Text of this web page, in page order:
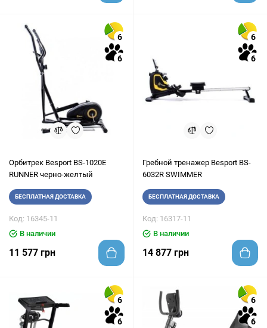
6
6
Орбитрек Besport BS-1020E
RUNNER черно-желтый
БЕСПЛАТНАЯ ДОСТАВКА
Код: 16345-11
В наличии
11 577 грн
6
6
Гребной тренажер Besport BS-
6032R SWIMMER
БЕСПЛАТНАЯ ДОСТАВКА
Код: 16317-11
В наличии
14 877 грн
6
6
6
6